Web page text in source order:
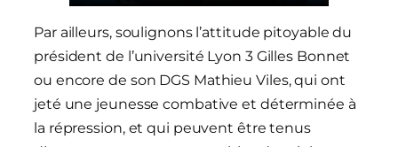
Par ailleurs, soulignons l’attitude pitoyable du
président de l’université Lyon 3 Gilles Bonnet
ou encore de son DGS Mathieu Viles, qui ont
jeté une jeunesse combative et déterminée à
la répression, et qui peuvent être tenus